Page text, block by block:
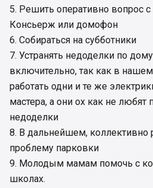
5. Решить оперативно вопрос
Консьерж или домофон
6. Собираться на субботники
7. Устранять недоделки по
включительно, так как в
работать одни и те же
мастера, а они ох как не
недоделки
8. В дальнейшем,
проблему парковки
9. Молодым мамам помочь с
школах.